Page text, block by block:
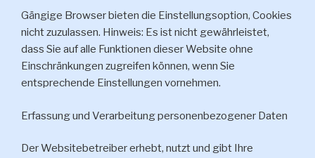
Gängige Browser bieten die Einstellungsoption, Cookies
nicht zuzulassen. Hinweis: Es ist nicht gewährleistet,
dass Sie auf alle Funktionen dieser Website ohne
Einschränkungen zugreifen können, wenn Sie
entsprechende Einstellungen vornehmen.
Erfassung und Verarbeitung personenbezogener Daten
Der Websitebetreiber erhebt, nutzt und gibt Ihre